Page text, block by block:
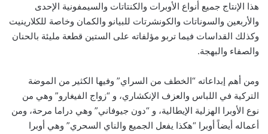
هذا الإنتاج جميع أنواع الأوبرات والكنتاتات والسيمفونية الإحدى
والأربعين والسوناتات والكونشرتات للبيانو والكمان وخاصة للكلارينيت
وكذلك القداسات فيما تربو مؤلفاته على الستين قطعة مليئة بالحنان
والصفاء والبهجة.
ومن أهم إبداعاته “الخطف من السراي” وفيها الكثير من الموضة
التركية في اللباس والعزف الإنكشاري، و “زواج الفيغارو” وهي من
نوع الأوبرا الهزلية الإيطالية، و “دون جيوفاني” وهي دراما مرحة، ومن
أعماله أيضاً أوبرا “هكذا يفعل الجميع والناي السحري” وهي أوبرا